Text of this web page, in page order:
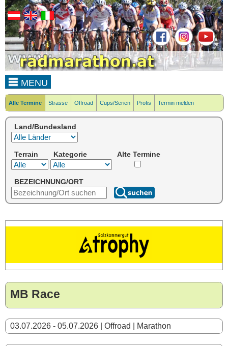
MENU
Alle Termine Strasse Offroad Cups/Serien Profis Termin melden
Land/Bundesland
Terrain Kategorie Alte Termine
BEZEICHNUNG/ORT
MB Race
03.07.2026 - 05.07.2026 | Offroad | Marathon